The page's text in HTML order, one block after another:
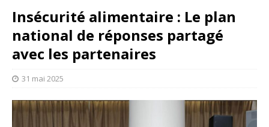
Insécurité alimentaire : Le plan
national de réponses partagé
avec les partenaires
31 mai 2025